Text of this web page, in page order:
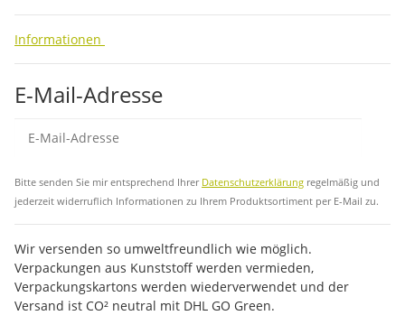
Informationen
E-Mail-Adresse
Bitte senden Sie mir entsprechend Ihrer Datenschutzerklärung regelmäßig und
jederzeit widerruflich Informationen zu Ihrem Produktsortiment per E-Mail zu.
Wir versenden so umweltfreundlich wie möglich.
Verpackungen aus Kunststoff werden vermieden,
Verpackungskartons werden wiederverwendet und der
Versand ist CO² neutral mit DHL GO Green.